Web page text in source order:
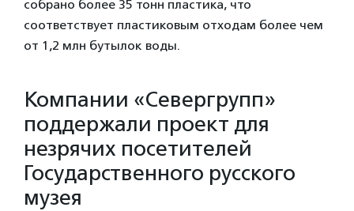
собрано более 35 тонн пластика, что
соответствует пластиковым отходам более чем
от 1,2 млн бутылок воды.
Компании «Севергрупп»
поддержали проект для
незрячих посетителей
Государственного русского
музея